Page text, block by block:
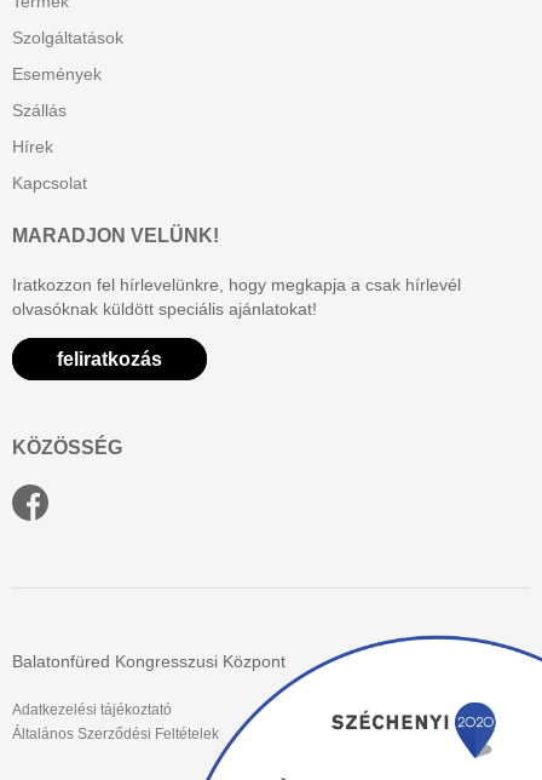
Szolgáltatások
Események
Szállás
Hírek
Kapcsolat
MARADJON VELÜNK!
Iratkozzon fel hírlevelünkre, hogy megkapja a csak hírlevél
olvasóknak küldött speciális ajánlatokat!
feliratkozás
KÖZÖSSÉG
Balatonfüred Kongresszusi Központ
Adatkezelési tájékoztató
Általános Szerződési Feltételek